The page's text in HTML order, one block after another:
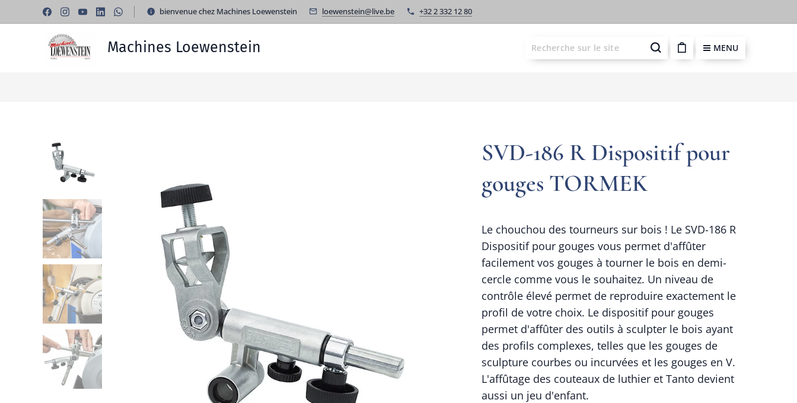
bienvenue chez Machines Loewenstein loewenstein@live.be +32 2 332 12 80
Machines Loewenstein MENU
SVD-186 R Dispositif pour
gouges TORMEK
Le chouchou des tourneurs sur bois ! Le SVD-186 R
Dispositif pour gouges vous permet d'affûter
facilement vos gouges à tourner le bois en demi-
cercle comme vous le souhaitez. Un niveau de
contrôle élevé permet de reproduire exactement le
profil de votre choix. Le dispositif pour gouges
permet d'affûter des outils à sculpter le bois ayant
des profils complexes, telles que les gouges de
sculpture courbes ou incurvées et les gouges en V.
L'affûtage des couteaux de luthier et Tanto devient
aussi un jeu d'enfant.